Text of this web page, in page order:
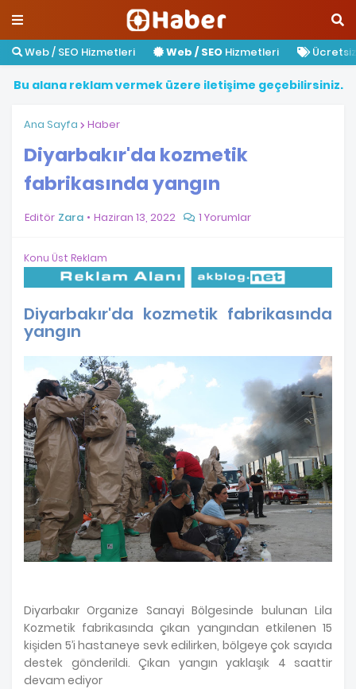
Web / SEO Hizmetleri Web / SEO Hizmetleri
Bu alana reklamvermek üzere iletişime geçebilirsiniz.
Ana Sayfa Haber
Diyarbakır'da kozmetik
fabrikasında yangın
Editör Zara Haziran 13, 2022 1 Yorumlar
Konu Üst Reklam
Diyarbakır'da kozmetik fabrikasında
yangın
Diyarbakır Organize Sanayi Bölgesinde bulunan Lila
Kozmetik fabrikasında çıkan yangından etkilenen 15
kişiden 5’i hastaneye sevk edilirken, bölgeye çok sayıda
destek gönderildi. Çıkan yangın yaklaşık 4 saattir
devam ediyor